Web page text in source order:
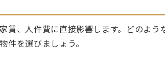
賃、人件費に直接影響します。どのよう
件を選びましょう。